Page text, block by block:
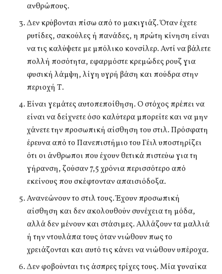
ανθρώπους.
Δεν κρύβονται πίσω από το μακιγιάζ. Όταν έχετε
ρυτίδες, σακούλες ή πανάδες, η πρώτη κίνηση είναι
να τις καλύψετε με μπόλικο κονσίλερ. Αντί να βάλετε
πολλή ποσότητα, εφαρμόστε κρεμώδες ρουζ για
φυσική λάμψη, λίγη υγρή βάση και πούδρα στην
περιοχή Τ.
Είναι γεμάτες αυτοπεποίθηση. Ο στόχος πρέπει να
είναι να δείχνετε όσο καλύτερα μπορείτε και να μην
χάνετε την προσωπική αίσθηση του στιλ. Πρόσφατη
έρευνα από το Πανεπιστήμιο του Γέιλ υποστηρίζει
ότι οι άνθρωποι που έχουν θετικά πιστεύω για τη
γήρανση, ζούσαν 7,5 χρόνια περισσότερο από
εκείνους που σκέφτονταν απαισιόδοξα.
Ανανεώνουν το στιλ τους. Έχουν προσωπική
αίσθηση και δεν ακολουθούν συνέχεια τη μόδα,
αλλά δεν μένουν και στάσιμες. Αλλάζουν τα μαλλιά
ή την ντουλάπα τους όταν νιώθουν πως το
χρειάζονται και αυτό τις κάνει να νιώθουν υπέροχα.
Δεν φοβούνται τις άσπρες τρίχες τους. Μία γυναίκα